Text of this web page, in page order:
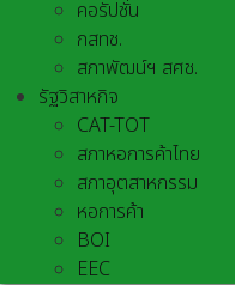
คอรัปชั่น
กสทช.
สภาพัฒน์ฯ สศช.
รัฐวิสาหกิจ
CAT-TOT
สภาหอการค้าไทย
สภาอุตสาหกรรม
หอการค้า
BOI
EEC